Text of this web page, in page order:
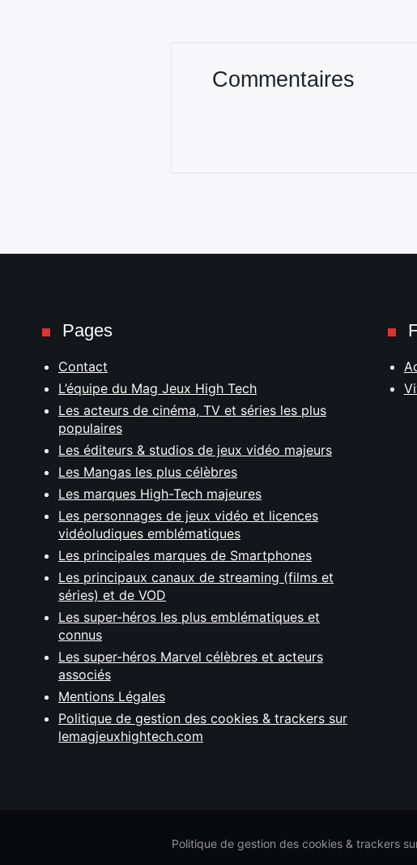
Commentaires
Pages
Contact
L’équipe du Mag Jeux High Tech
Les acteurs de cinéma, TV et séries les plus
populaires
Les éditeurs & studios de jeux vidéo majeurs
Les Mangas les plus célèbres
Les marques High-Tech majeures
Les personnages de jeux vidéo et licences
vidéoludiques emblématiques
Les principales marques de Smartphones
Les principaux canaux de streaming (films et
séries) et de VOD
Les super-héros les plus emblématiques et
connus
Les super-héros Marvel célèbres et acteurs
associés
Mentions Légales
Politique de gestion des cookies & trackers sur
lemagjeuxhightech.com
Politique de gestion des cookies & trackers